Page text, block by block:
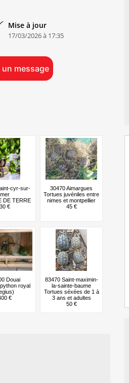
Mise à jour
17/03/2026 à 17:35
un message
cyr-sur-
mer
DE TERRE
30 €
30470 Aimargues
Tortues juvéniles entre
nimes et montpellier
45 €
Douai
royal
€
83470 Saint-maximin-
la-sainte-baume
Tortues séxées de 1 à
3 ans et adultes
50 €